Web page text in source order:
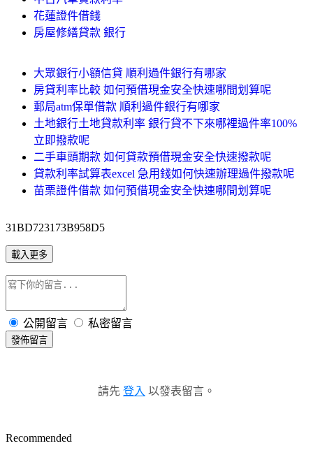
花蓮證件借錢
房屋修繕貸款 銀行
大眾銀行小額信貸 順利過件銀行有哪家
房貸利率比較 如何預借現金安全快速哪間划算呢
郵局atm保單借款 順利過件銀行有哪家
土地銀行土地貸款利率 銀行貸不下來哪裡過件率100%
立即撥款呢
二手車頭期款 如何貸款預借現金安全快速撥款呢
貸款利率試算表excel 急用錢如何快速辦理過件撥款呢
苗栗證件借款 如何預借現金安全快速哪間划算呢
31BD723173B958D5
載入更多
公開留言 私密留言
發佈留言
請先 登入 以發表留言。
Recommended